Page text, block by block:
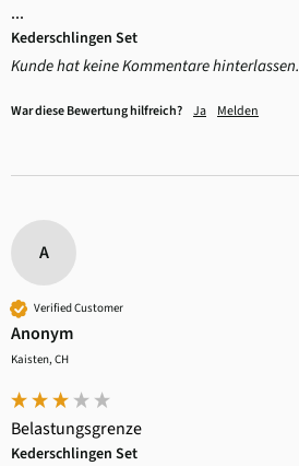
...
Kederschlingen Set
Kunde hat keine Kommentare hinterlassen.
War diese Bewertung hilfreich? Ja Melden
A
Verified Customer
Anonym
Kaisten, CH
Belastungsgrenze
Kederschlingen Set